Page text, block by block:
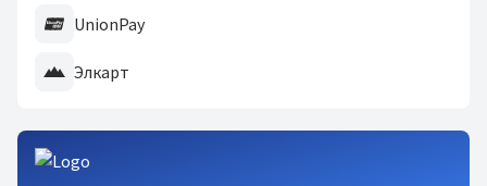
UnionPay
Элкарт